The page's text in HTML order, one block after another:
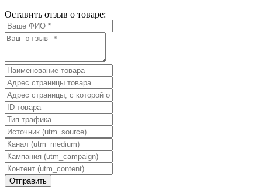
Оставить отзыв о товаре: